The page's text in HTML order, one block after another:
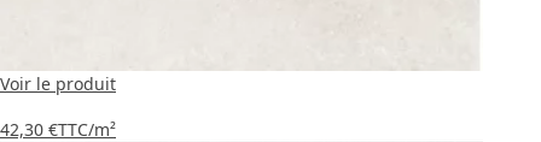
Voir le produit
42,30 €TTC/m²